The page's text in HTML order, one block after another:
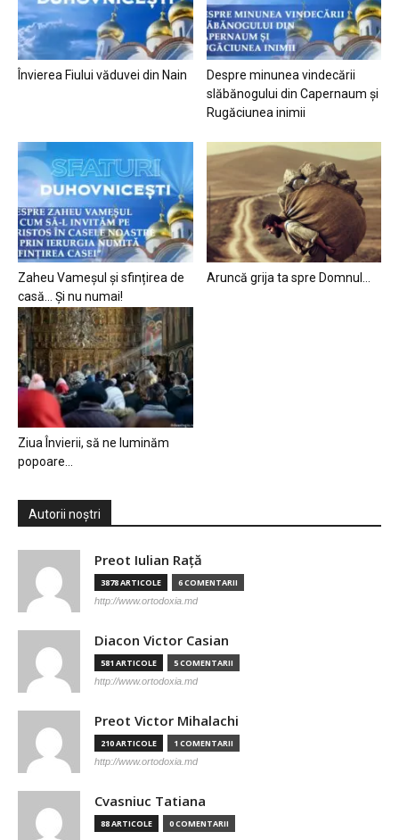
Învierea Fiului văduvei din Nain
Despre minunea vindecării
slăbănogului din Capernaum și
Rugăciunea inimii
Zaheu Vameșul și sfințirea de
casă… Și nu numai!
Aruncă grija ta spre Domnul…
Ziua Învierii, să ne luminăm
popoare…
Autorii noștri
Preot Iulian Raţă
3878 ARTICOLE 6 COMENTARII
http://www.ortodoxia.md
Diacon Victor Casian
581 ARTICOLE 5 COMENTARII
http://www.ortodoxia.md
Preot Victor Mihalachi
210 ARTICOLE 1 COMENTARII
http://www.ortodoxia.md
Cvasniuc Tatiana
88 ARTICOLE 0 COMENTARII